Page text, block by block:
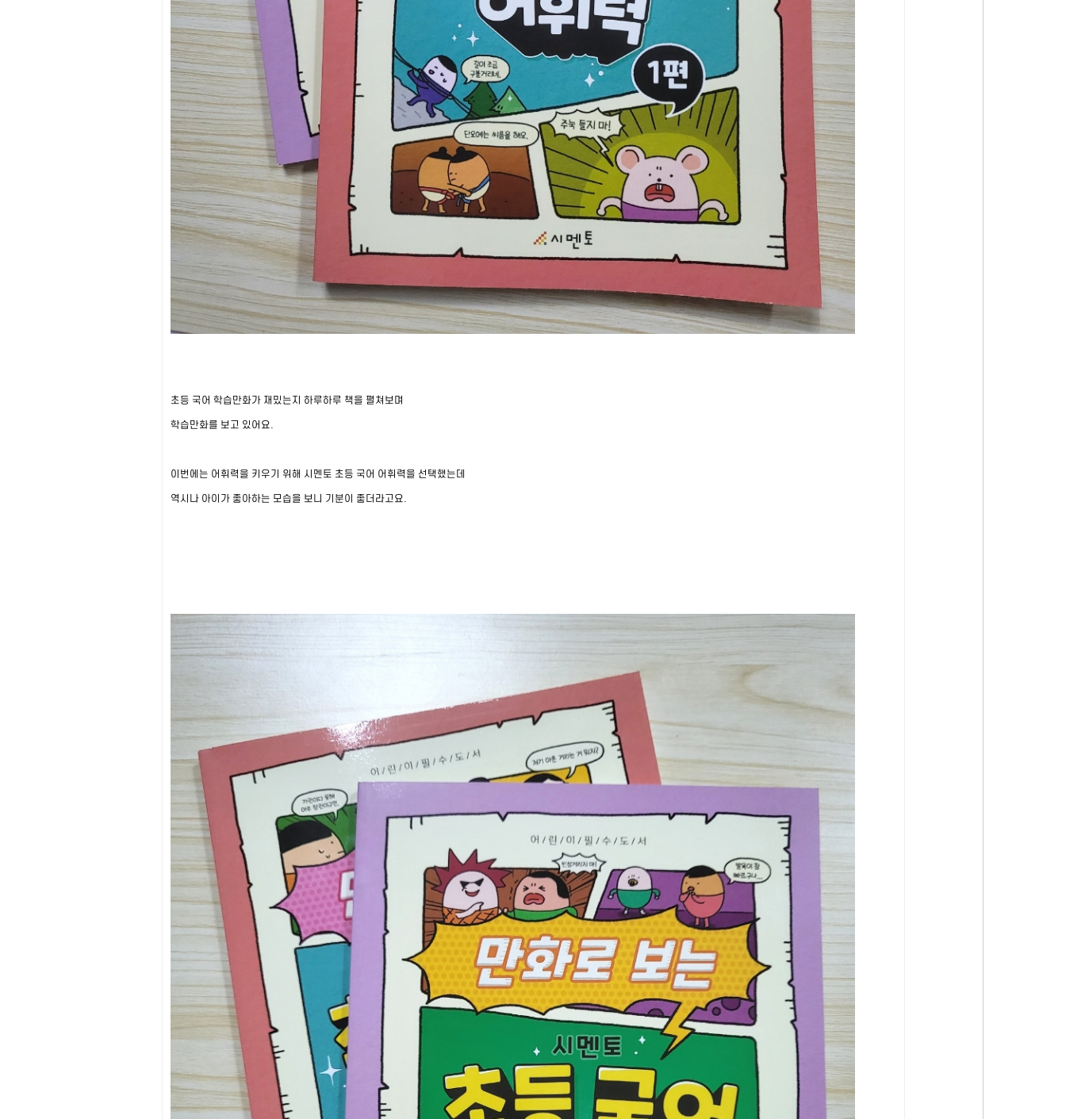
초등 국어 학습만화가 재밌는지 하루하루 책을 펼쳐보며
학습만화를 보고 있어요.
이번에는 어휘력을 키우기 위해 시멘토 초등 국어 어휘력을 선택했는데
역시나 아이가 좋아하는 모습을 보니 기분이 좋더라고요.